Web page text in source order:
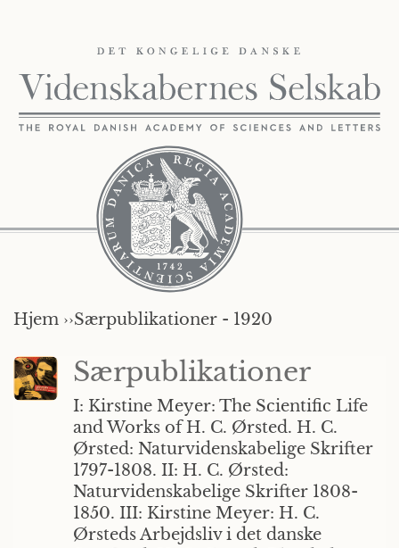
Hjem ››Særpublikationer - 1920
Særpublikationer
I: Kirstine Meyer: The Scientific Life
and Works of H. C. Ørsted. H. C.
Ørsted: Naturvidenskabelige Skrifter
1797-1808. II: H. C. Ørsted:
Naturvidenskabelige Skrifter 1808-
1850. III: Kirstine Meyer: H. C.
Ørsteds Arbejdsliv i det danske